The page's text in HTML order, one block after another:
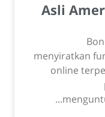
Asli
menyiratkan
online